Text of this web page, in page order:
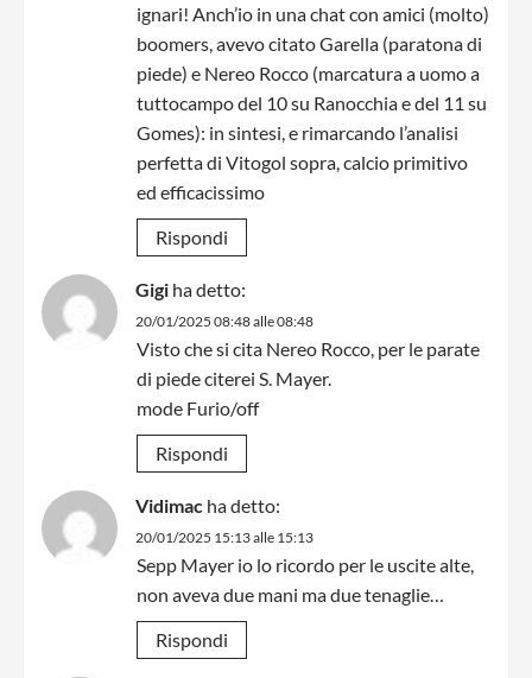
ignari! Anch’io in una chat con amici (molto)
boomers, avevo citato Garella (paratona di
piede) e Nereo Rocco (marcatura a uomo a
tuttocampo del 10 su Ranocchia e del 11 su
Gomes): in sintesi, e rimarcando l’analisi
perfetta di Vitogol sopra, calcio primitivo
ed efficacissimo
Rispondi
Gigi ha detto:
20/01/2025 08:48 alle 08:48
Visto che si cita Nereo Rocco, per le parate
di piede citerei S. Mayer.
mode Furio/off
Rispondi
Vidimac ha detto:
20/01/2025 15:13 alle 15:13
Sepp Mayer io lo ricordo per le uscite alte,
non aveva due mani ma due tenaglie…
Rispondi